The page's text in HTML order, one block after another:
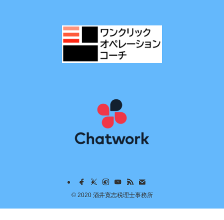
©2020 酒井寛志税理士事務所